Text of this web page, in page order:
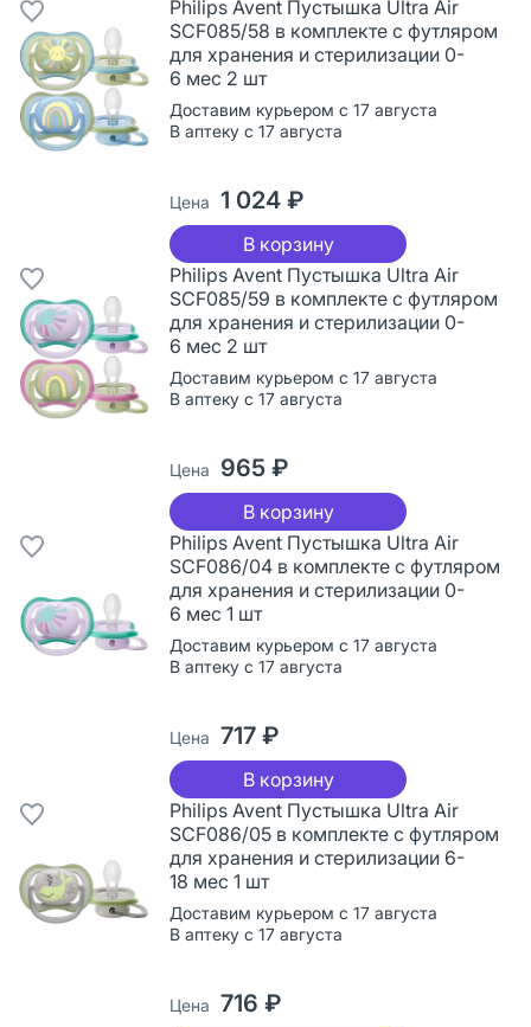
Philips Avent Пустышка Ultra Air
SCF085/58 в комплекте с футляром
для хранения и стерилизации 0-
6 мес 2 шт
Доставим курьером с 17 августа
В аптеку с 17 августа
Цена 1 024 ₽
В корзину
Philips Avent Пустышка Ultra Air
SCF085/59 в комплекте с футляром
для хранения и стерилизации 0-
6 мес 2 шт
Доставим курьером с 17 августа
В аптеку с 17 августа
Цена 965 ₽
В корзину
Philips Avent Пустышка Ultra Air
SCF086/04 в комплекте с футляром
для хранения и стерилизации 0-
6 мес 1 шт
Доставим курьером с 17 августа
В аптеку с 17 августа
Цена 717 ₽
В корзину
Philips Avent Пустышка Ultra Air
SCF086/05 в комплекте с футляром
для хранения и стерилизации 6-
18 мес 1 шт
Доставим курьером с 17 августа
В аптеку с 17 августа
Цена 716 ₽